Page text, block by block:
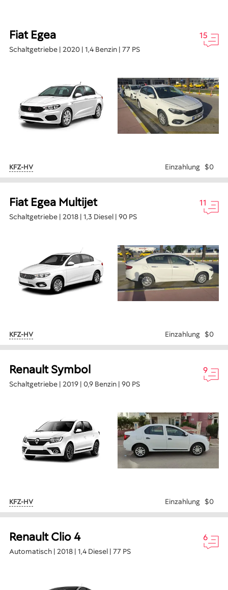
Fiat Egea
Schaltgetriebe | 2020 | 1,4 Benzin | 77 PS
15
KFZ-HV Einzahlung $0
Fiat Egea Multijet
Schaltgetriebe | 2018 | 1,3 Diesel | 90 PS
11
KFZ-HV Einzahlung $0
Renault Symbol
Schaltgetriebe | 2019 | 0,9 Benzin | 90 PS
9
KFZ-HV Einzahlung $0
Renault Clio 4
Automatisch | 2018 | 1,4 Diesel | 77 PS
6